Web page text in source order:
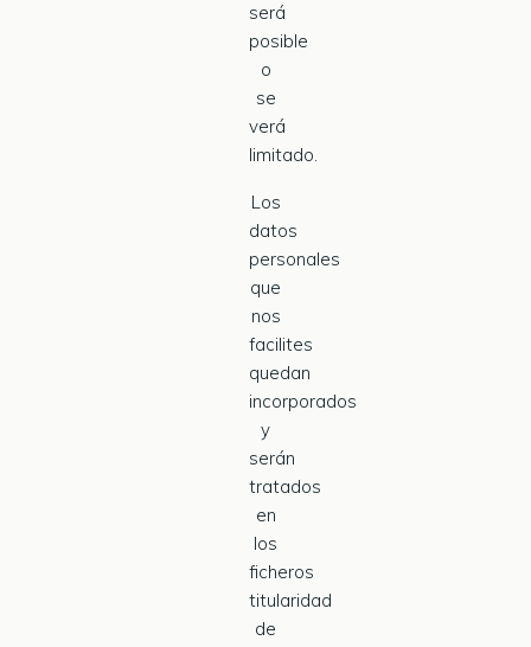
será
posible
o
se
verá
limitado.
Los
datos
personales
que
nos
facilites
quedan
incorporados
y
serán
tratados
en
los
ficheros
titularidad
de